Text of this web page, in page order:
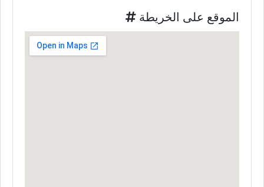
الموقع على الخريطة